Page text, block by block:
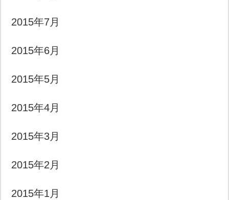
2015年7月
2015年6月
2015年5月
2015年4月
2015年3月
2015年2月
2015年1月